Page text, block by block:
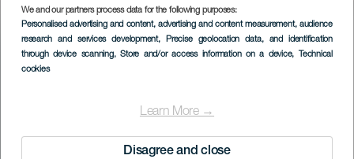
We and our partners process data for the following purposes:
Personalised advertising and content, advertising and content measurement, audience
research and services development, Precise geolocation data, and identification
through device scanning, Store and/or access information on a device, Technical
cookies
Learn More →
Disagree and close
Imagen
Listado